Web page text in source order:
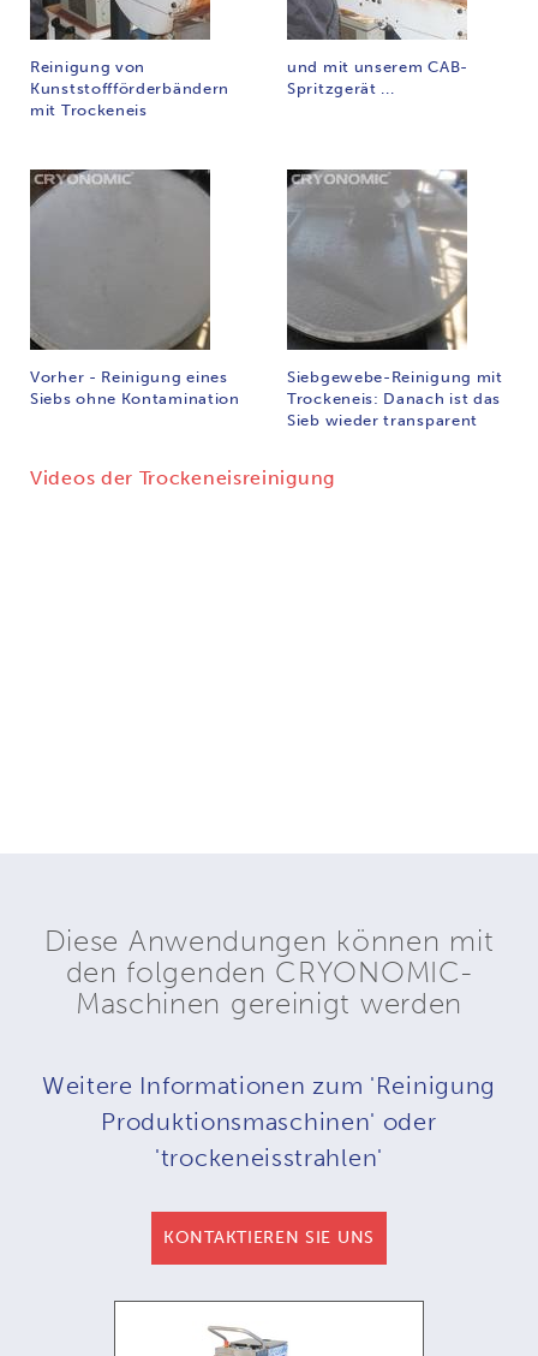
Reinigung von
Kunststoffförderbändern
mit Trockeneis
und mit unserem CAB-
Spritzgerät ...
Vorher - Reinigung eines
Siebs ohne Kontamination
Siebgewebe-Reinigung mit
Trockeneis: Danach ist das
Sieb wieder transparent
Videos der Trockeneisreinigung
Diese Anwendungen können mit
den folgenden CRYONOMIC-
Maschinen gereinigt werden
Weitere Informationen zum 'Reinigung
Produktionsmaschinen' oder
'trockeneisstrahlen'
KONTAKTIEREN SIE UNS